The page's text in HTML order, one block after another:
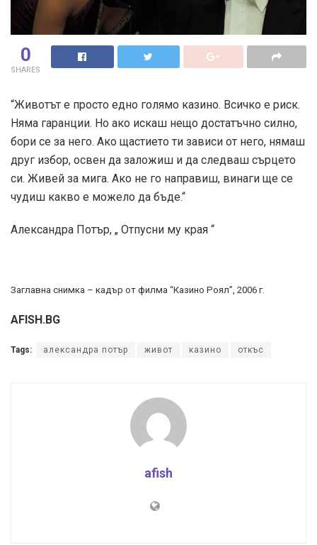
0
SHARES
“Животът е просто едно голямо казино. Всичко е риск.
Няма гаранции. Но ако искаш нещо достатъчно силно,
бори се за него. Ако щастието ти зависи от него, нямаш
друг избор, освен да заложиш и да следваш сърцето
си. Живей за мига. Ако не го направиш, винаги ще се
чудиш какво е можело да бъде.“
Александра Потър, „ Отпусни му края “
Заглавна снимка – кадър от филма “Казино Роял”, 2006 г.
AFISH.BG
Tags: александра потър живот казино откъс
afish